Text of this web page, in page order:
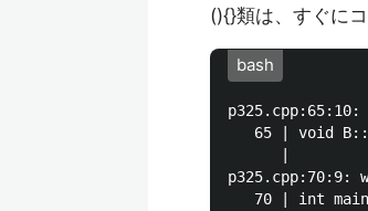
(){}類は、すぐに
bash
65 | void
|
p325.cpp:70:9:
70 | int